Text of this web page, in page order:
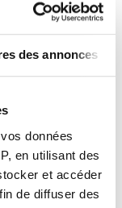
des annonces
données
en utilisant des
et accéder
de diffuser des